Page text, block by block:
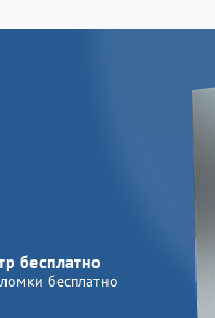
бесплатно
бесплатно